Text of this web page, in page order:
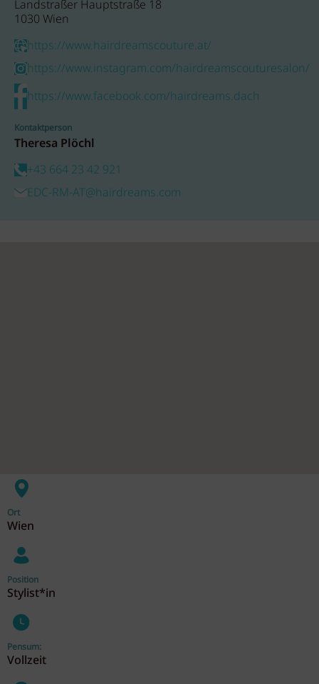
Landstraßer Hauptstraße 18
1030 Wien
https://www.hairdreamscouture.at/
https://www.instagram.com/hairdreamscouturesalon/
https://www.facebook.com/hairdreams.dach
Kontaktperson
Theresa Plöchl
+43 664 23 42 921
EDC-RM-AT@hairdreams.com
Ort
Wien
Position
Stylist*in
Pensum:
Vollzeit